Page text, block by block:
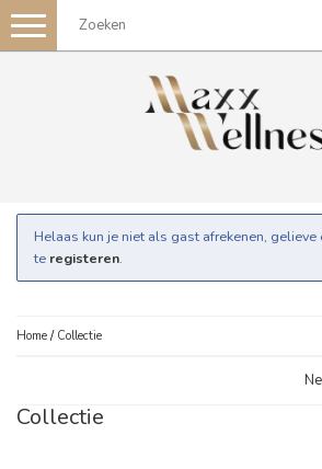
Toggle
navigation
Helaas kun je niet als gast afrekenen, gelieve
te registeren.
Home / Collectie
Collectie